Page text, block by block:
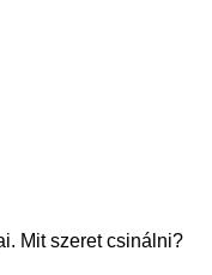
Mit szeret csinálni?